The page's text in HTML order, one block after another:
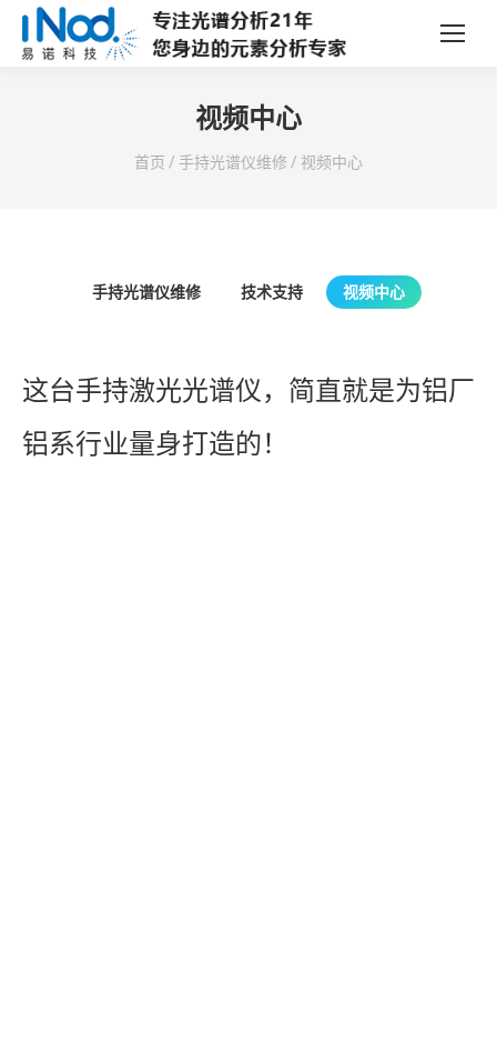
视频中心
您在这里：
首页 / 手持光谱仪维修 / 视频中心
手持光谱仪维修 技术支持 视频中心
这台手持激光光谱仪，简直就是为铝厂
铝系行业量身打造的！